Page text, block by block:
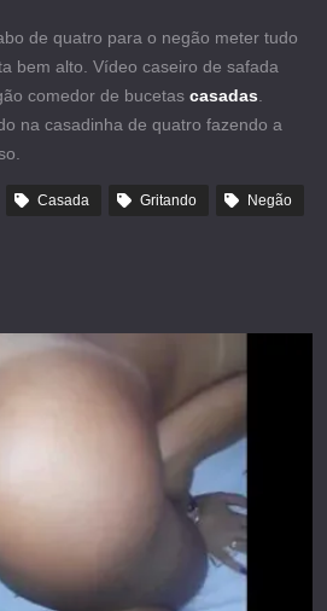
de quatro para o negão meter tudo
bem alto. Vídeo caseiro de safada
comedor de bucetas casadas.
na casadinha de quatro fazendo a
Casada Gritando Negão